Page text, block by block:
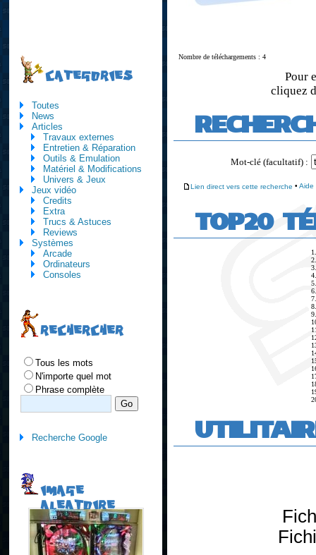
Nombre de téléchargements : 4
Pour
cliquez
Mot-clé (facultatif) :
Lien direct vers cette recherche • Aide
TOP20
CATEGORIES
Toutes
News
Articles
Travaux externes
Entretien & Réparation
Outils & Emulation
Matériel & Modifications
Univers & Jeux
Jeux vidéo
Credits
Extra
Trucs & Astuces
Reviews
Systèmes
Arcade
Ordinateurs
Consoles
RECHERCHER
Tous les mots
N'importe quel mot
Phrase complète
Recherche Google
IMAGE
ALEATOIRE